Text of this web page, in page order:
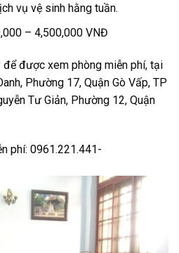
vụ vệ sinh hằng tuần.
– 4,500,000 VNĐ
để được xem phòng miễn phí, tại
Phường 17, Quận Gò Vấp, TP
Tư Giản, Phường 12, Quận
phí: 0961.221.441-